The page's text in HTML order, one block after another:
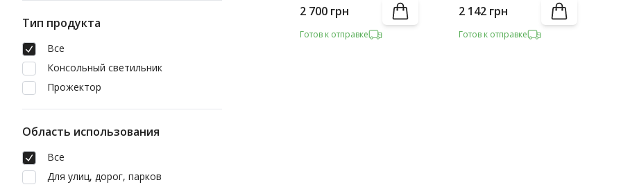
Тип продукта
Все
Консольный светильник
Прожектор
Область использования
Все
Для улиц, дорог, парков
2 700 грн
Готов к отправке
2 142 грн
Готов к отправке